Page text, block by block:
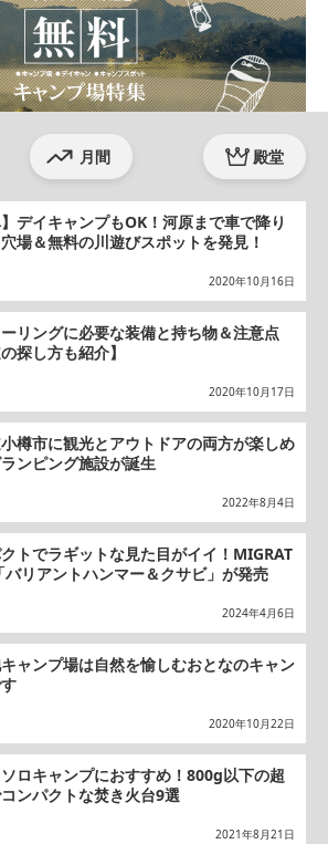
月間 殿堂
】デイキャンプもOK！河原まで車で降り
場＆無料の川遊びスポットを発見！
2020年10月16日
リングに必要な装備と持ち物＆注意点
の探し方も紹介】
2020年10月17日
樽市に観光とアウトドアの両方が楽しめ
ンピング施設が誕生
2022年8月4日
トでラギットな見た目がイイ！MIGRAT
バリアントハンマー＆クサビ」が発売
2024年4月6日
ャンプ場は自然を愉しむおとなのキャン
2020年10月22日
ロキャンプにおすすめ！800g以下の超
ンパクトな焚き火台9選
2021年8月21日